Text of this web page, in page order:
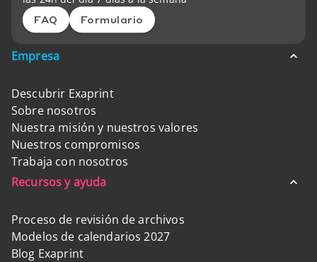
FAQ Formulario
Empresa
Descubrir Exaprint
Sobre nosotros
Nuestra misión y nuestros valores
Nuestros compromisos
Trabaja con nosotros
Recursos y ayuda
Proceso de revisión de archivos
Modelos de calendarios 2027
Blog Exaprint